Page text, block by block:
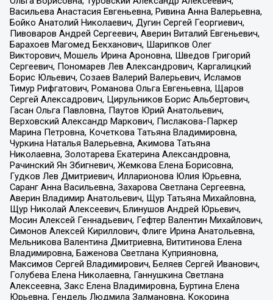
Васильева Анастасия Евгеньевна, Ривина Анна Валерьевна,
Бойко Анатолий Николаевич, Дугин Сергей Георгиевич,
Пивоваров Андрей Сергеевич, Аверин Виталий Евгеньевич,
Барахоев Магомед Бекханович, Шарипков Олег
Викторович, Мошель Ирина Ароновна, Шведов Григорий
Сергеевич, Пономарев Лев Александрович, Каргалицкий
Борис Юльевич, Созаев Валерий Валерьевич, Исламов
Тимур Рифгатович, Романова Ольга Евгеньевна, Щаров
Сергей Алексадрович, Цирульников Борис Альбертович,
Гасан Ольга Павловна, Паутов Юрий Анатольевич,
Верховский Александр Маркович, Пислакова-Паркер
Марина Петровна, Кочеткова Татьяна Владимировна,
Чуркина Наталья Валерьевна, Акимова Татьяна
Николаевна, Золотарева Екатерина Александровна,
Рачинский Ян Збигневич, Жемкова Елена Борисовна,
Гудков Лев Дмитриевич, Илларионова Юлия Юрьевна,
Саранг Анна Васильевна, Захарова Светлана Сергеевна,
Аверин Владимир Анатольевич, Щур Татьяна Михайловна,
Щур Николай Алексеевич, Блинушов Андрей Юрьевич,
Мосин Алексей Геннадьевич, Гефтер Валентин Михайлович,
Симонов Алексей Кириллович, Флиге Ирина Анатольевна,
Мельникова Валентина Дмитриевна, Вититинова Елена
Владимировна, Баженова Светлана Куприяновна,
Максимов Сергей Владимирович, Беляев Сергей Иванович,
Голубева Елена Николаевна, Ганнушкина Светлана
Алексеевна, Закс Елена Владимировна, Буртина Елена
Юрьевна, Гендель Людмила Залмановна, Кокорина